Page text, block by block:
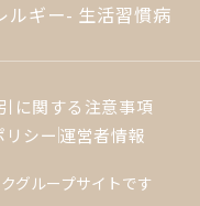
ルギー 生活習慣病
に関する注意事項
リシー運営者情報
グループサイトです